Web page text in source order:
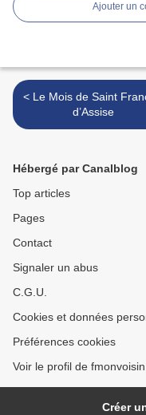
Ajouter un
< Le Mois de Saint François
d’Assise
Hébergé par Canalblog
Top articles
Pages
Contact
Signaler un abus
C.G.U.
Cookies et données
Préférences cookies
Voir le profil de
Créer